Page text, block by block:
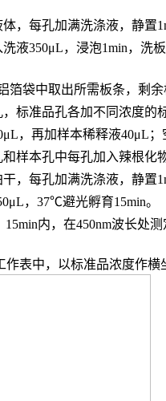
，每孔加满洗涤液，静置
洗液350μL，浸泡1min，洗板
箔袋中取出所需板条，剩
，标准品孔各加不同浓度的
，再加样本稀释液40μL；
样本孔中每孔加入辣根化
，每孔加满洗涤液，静置
，37℃避光孵育15min。
15min内，在450nm波长处测
作表中，以标准品浓度作